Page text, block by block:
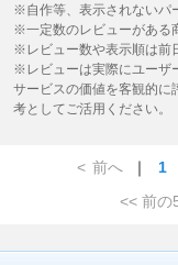
※自作等、表示されないパ
※一定数のレビューがある
※レビュー数や表示順は前
※レビューは実際にユーザ
サービスの価値を客観的に
考としてご活用ください。
< 前へ ｜ 1
<< 前の